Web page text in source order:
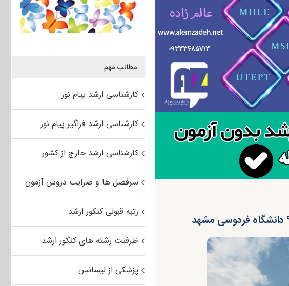
مطالب مهم
کارشناسی ارشد پیام نور
کارشناسی ارشد فراگیر پیام نور
کارشناسی ارشد خارج از کشور
سرفصل ها و ضرایب دروس آزمون
رتبه قبولی کنکور ارشد
ظرفیت رشته های کنکور ارشد
پزشکی از لیسانس